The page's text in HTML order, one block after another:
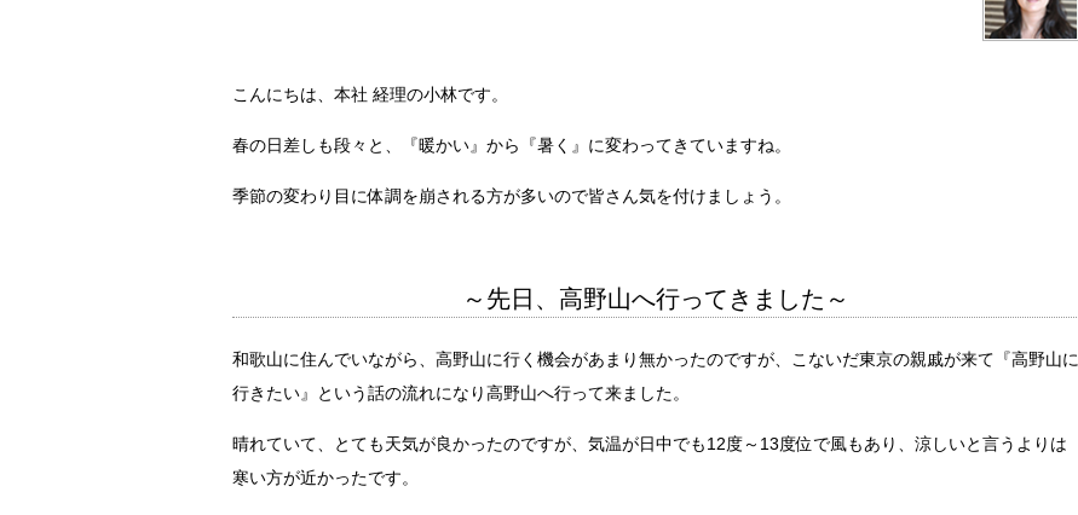
こんにちは、本社 経理の小林です。
春の日差しも段々と、『暖かい』から『暑く』に変わってきていますね。
季節の変わり目に体調を崩される方が多いので皆さん気を付けましょう。
～先日、高野山へ行ってきました～
和歌山に住んでいながら、高野山に行く機会があまり無かったのですが、こないだ東京の親戚が来て『高野山に
行きたい』という話の流れになり高野山へ行って来ました。
晴れていて、とても天気が良かったのですが、気温が日中でも12度～13度位で風もあり、涼しいと言うよりは
寒い方が近かったです。